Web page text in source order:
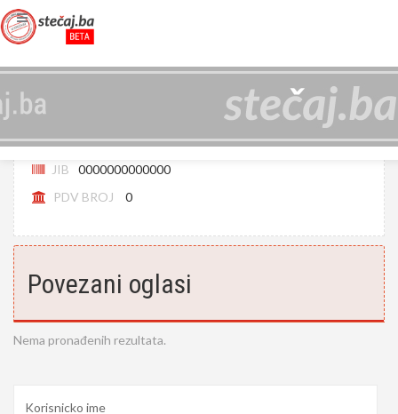
NOVOGRADNJA-ZANATSTVO D.D. ŠIROKI
JIB
0000000000000
PDV BROJ
0
Povezani oglasi
Nema pronađenih rezultata.